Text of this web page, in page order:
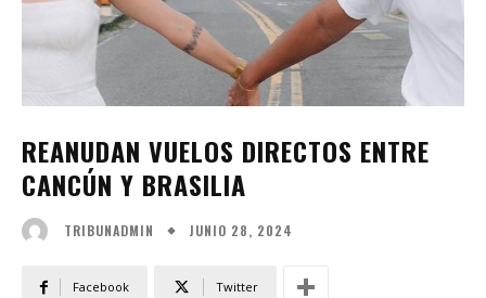
REANUDAN VUELOS DIRECTOS ENTRE
CANCÚN Y BRASILIA
TRIBUNADMIN JUNIO 28, 2024
Facebook Twitter